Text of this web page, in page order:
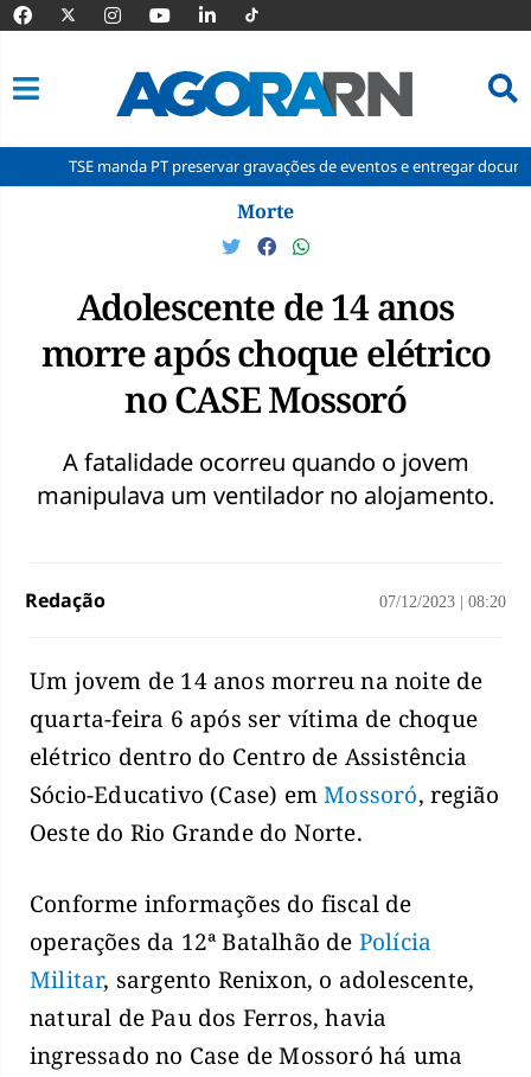
manda PT preservar gravações de eventos e entregar documentos à
Morte
Adolescente de 14 anos
morre após choque elétrico
no CASE Mossoró
A fatalidade ocorreu quando o jovem
manipulava um ventilador no alojamento.
Redação 07/12/2023 08:20
Um jovem de 14 anos morreu na noite de
quarta-feira 6 após ser vítima de choque
elétrico dentro do Centro de Assistência
Sócio-Educativo (Case) emMossoró, região
Oeste do Rio Grande do Norte.
Conforme informações do fiscal de
operações da 12ª Batalhão de Polícia
Militar, sargento Renixon, o adolescente,
natural de Pau dos Ferros, havia
ingressado no Case de Mossoró há uma